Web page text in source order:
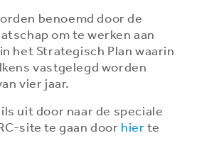
benoemd door de
om te werken aan
het Strategisch Plan waarin
vastgelegd worden
vier jaar.
uit door naar de speciale
site te gaan door hierte